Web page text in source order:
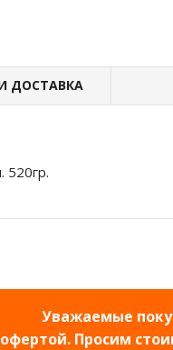
ДОСТАВКА
520гр.
Уважаемые
Просим